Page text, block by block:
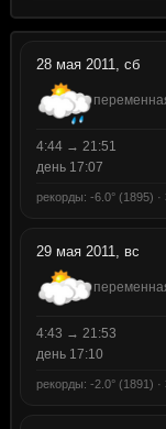
28 мая 2011, сб
4:44 → 21:51
день 17:07
рекорды: -6.0° (1895) ·
29 мая 2011, вс
4:43 → 21:53
день 17:10
рекорды: -2.0° (1891) ·